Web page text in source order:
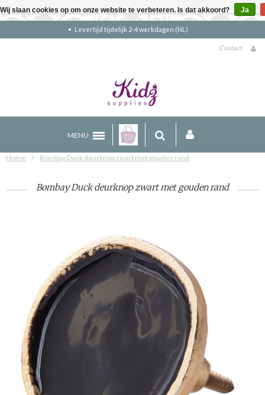
Gratis verzending boven €90 (NL)
Contact
MENU
Home Bombay Duck deurknop zwart met gouden rand
Bombay Duck deurknop zwart met gouden rand
Wij slaan cookies op om onze website te verbeteren. Is dat akkoord? Ja